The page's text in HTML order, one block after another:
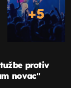
+5
protiv
novac"